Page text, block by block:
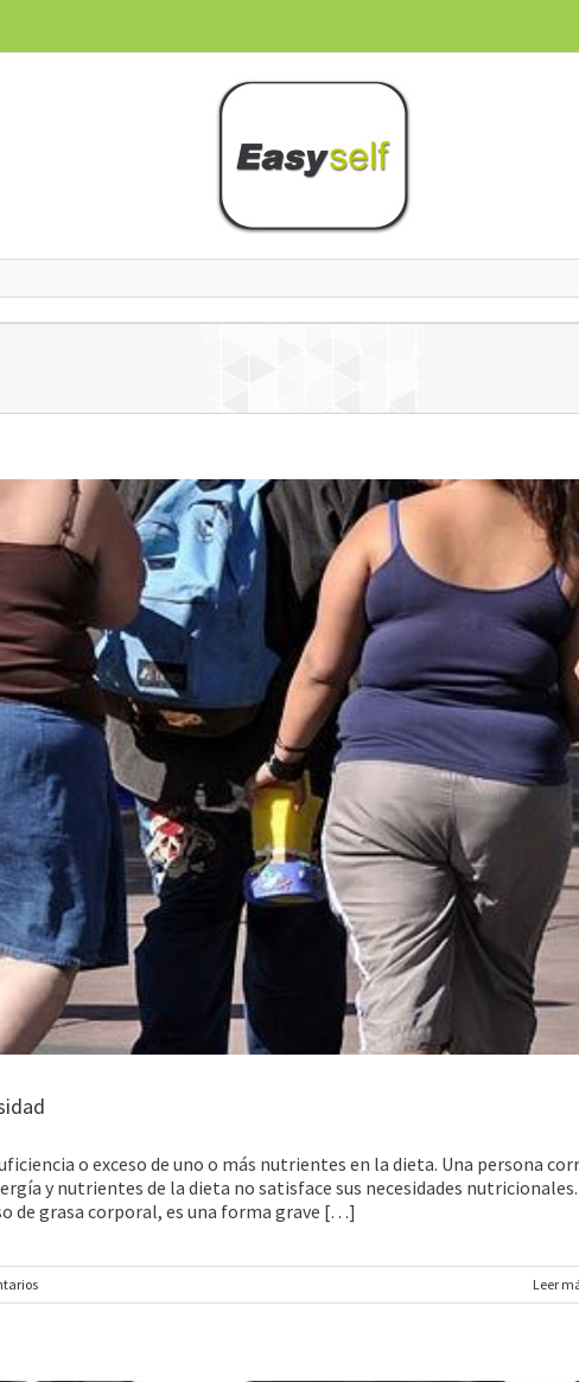
o exceso de uno o más nutrientes en la dieta. Una persona
y nutrientes de la dieta no satisface sus necesidades
de grasa corporal, es una forma grave […]
Leer